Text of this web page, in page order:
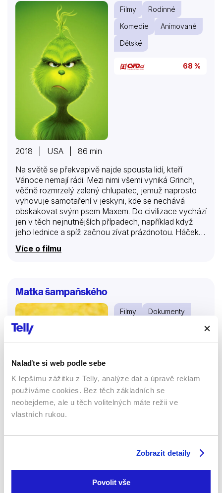
Nalaďte si web podle sebe
K lepšímu zážitku z Telly, analýze dat a úpravě reklam
používáme cookies. Bez těch základních se
neobejdeme, ale u těch volitelných máte režii ve
vlastních rukou.
Zobrazit detaily
Povolit vše
Filmy
Rodinné
Komedie
Animované
Dětské
68 %
2018 | USA | 86 min
Na světě se překvapivě najde spousta lidí, kteří
Vánoce nemají rádi. Mezi nimi všemi vyniká Grinch,
věčně rozmrzelý zelený chlupatec, jemuž naprosto
vyhovuje samotaření v jeskyni, kde se nechává
obskakovat svým psem Maxem. Do civilizace vychází
jen v těch nejnutnějších případech, například když
jeho lednice a spíž začnou zívat prázdnotou. Háček
je v tom, že ve vesničce Kdosice, kam za nákupy
vyráží, žijí samí nechutně pozitivní obyvatelé, které
vzduchu voní cukroví a to všechno působí na
Grinche jako červený hadr na býka. A když se pak
ještě dozví, že letošní vánoční svátky by měly…
Více o filmu
Matka šampaňského
Filmy
Dokumenty
Příběh rodiny a obchodu se šampaňským Veuve
Clicquot, který začal na konci 18. století.